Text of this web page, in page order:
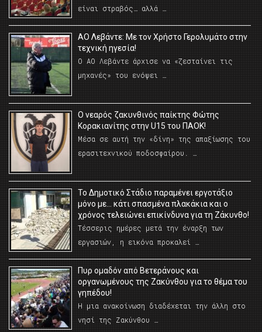
είναι στραβός… αλλά …
ΑΟ Λεβάντε: Με τον Χρήστο Γερολυμάτο στην
τεχνική ηγεσία!
Ο ΑΟ Λεβάντε άρχισε να «ζεσταίνει τις
μηχανές» του ενόψει …
O νεαρός ζακυνθινός παίκτης Φώτης
Κορακιανίτης στην U15 του ΠΑΟΚ!
Μέσα σε αυτή την «δίνη» της απαξίωσης του
ερασιτεχνικού ποδοσφαίρου. …
Το Δημοτικό Στάδιο παραμένει εργοτάξιο
μόνο με… κάτι σπασμένα πλακάκια και ο
χρόνος τελειώνει επικίνδυνα για τη Ζάκυνθο!
Τέσσερις ημέρες μετά την έναρξη των
εργασιών, η εικόνα προκαλεί …
Πυρ ομαδόν από Βετεράνους και
οργανωμένους της Ζακύνθου για το θέμα του
γηπέδου!
Η μια ανακοίνωση διαδέχεται την άλλη στο
νησί της Ζακύνθου …